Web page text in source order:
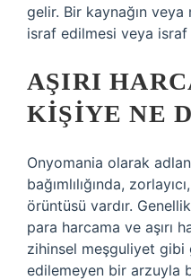
gelir. Bir kaynağın
israf edilmesi veya israf
AŞIRI
KIŞIYE NE
Onyomania olarak
bağımlılığında,
örüntüsü vardır.
para harcama ve aşırı
zihinsel meşguliyet
edilemeyen bir arzuyla